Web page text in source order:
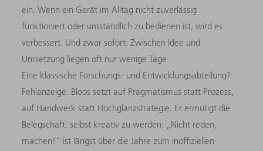
ein. Wenn ein Gerät im Alltag nicht zuverlässig
funktioniert oder umständlich zu bedienen ist, wird es
verbessert. Und zwar sofort. Zwischen Idee und
Umsetzung liegen oft nur wenige Tage.
Eine klassische Forschungs- und Entwicklungsabteilung?
Fehlanzeige. Bloos setzt auf Pragmatismus statt Prozess,
auf Handwerk statt Hochglanzstrategie. Er ermutigt die
Belegschaft, selbst kreativ zu werden. „Nicht reden,
machen!“ ist längst über die Jahre zum inoffiziellen